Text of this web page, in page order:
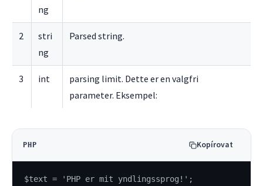
ng
2
stri
ng
Parsed string.
3 int
parsing limit. Dette er en valgfri
parameter. Eksempel:
PHP Kopírovat
$text = 'PHP er mit yndlingssprog!';